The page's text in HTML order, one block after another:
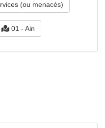
(ou menacés)
01 - Ain